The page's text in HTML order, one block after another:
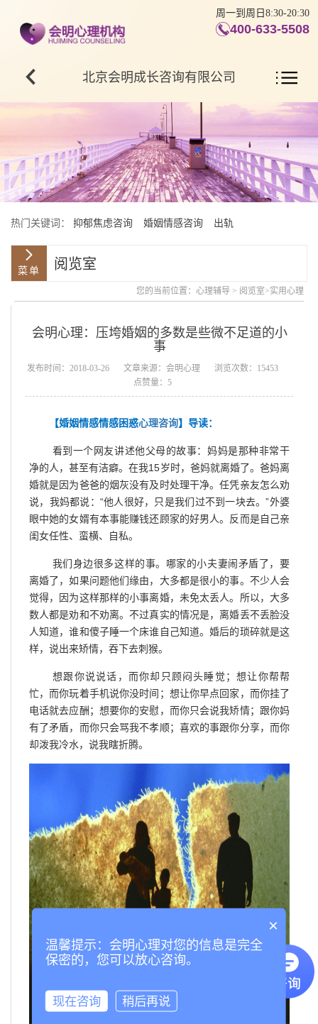
周一到周日8:30-20:30
400-633-5508
北京会明成长咨询有限公司
热门关键词： 抑郁焦虑咨询 婚姻情感咨询 出轨
阅览室
您的当前位置： 心理辅导 > 阅览室>实用心理
会明心理：压垮婚姻的多数是些微不足道的小
事
发布时间：2018-03-26 文章来源：会明心理
浏览次数：15453
点赞量：5
【婚姻情感情感困惑心理咨询】导读：
看到一个网友讲述他父母的故事：妈妈是那种非常干
净的人，甚至有洁癖。在我15岁时，爸妈就离婚了。爸妈离
婚就是因为爸爸的烟灰没有及时处理干净。任凭亲友怎么劝
说，我妈都说：“他人很好，只是我们过不到一块去。”外婆
眼中她的女婿有本事能赚钱还顾家的好男人。反而是自己亲
闺女任性、蛮横、自私。
我们身边很多这样的事。哪家的小夫妻闹矛盾了，要
离婚了，如果问题他们缘由，大多都是很小的事。不少人会
觉得，因为这样那样的小事离婚，未免太丢人。所以，大多
数人都是劝和不劝离。不过真实的情况是，离婚丢不丢脸没
人知道，谁和傻子睡一个床谁自己知道。婚后的琐碎就是这
样，说出来矫情，吞下去刺猴。
想跟你说说话，而你却只顾闷头睡觉；想让你帮帮
忙，而你玩着手机说你没时间；想让你早点回家，而你挂了
电话就去应酬；想要你的安慰，而你只会说我矫情；跟你妈
有了矛盾，而你只会骂我不孝顺；喜欢的事跟你分享，而你
却泼我冷水，说我瞎折腾。
×
温馨提示：会明心理对您的信息是完全
保密的，您可以放心咨询。
现在咨询 稍后再说